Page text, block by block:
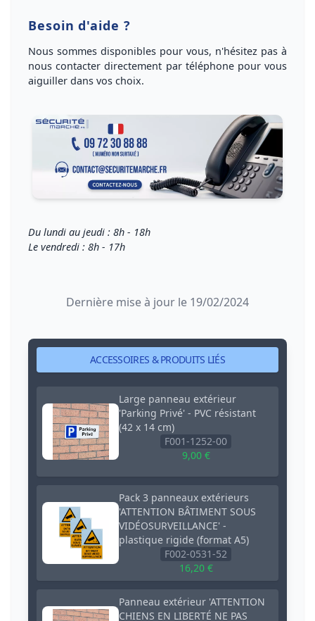
ACCESSOIRES & PRODUITS LIÉS
Large panneau extérieur
'Parking Privé' - PVC résistant
(42 x 14 cm)
F001-1252-00
9,00 €
Pack 3 panneaux extérieurs
'ATTENTION BÂTIMENT SOUS
VIDÉOSURVEILLANCE' -
plastique rigide (format A5)
F002-0531-52
16,20 €
Panneau extérieur 'ATTENTION
CHIENS EN LIBERTÉ NE PAS
Besoin d'aide ?
Nous sommes disponibles pour vous, n'hésitez pas à
nouscontacter directement par téléphonepour vous
aiguiller dans vos choix.
Du lundi au jeudi : 8h - 18h
Le vendredi : 8h - 17h
Dernière mise à jour le 19/02/2024